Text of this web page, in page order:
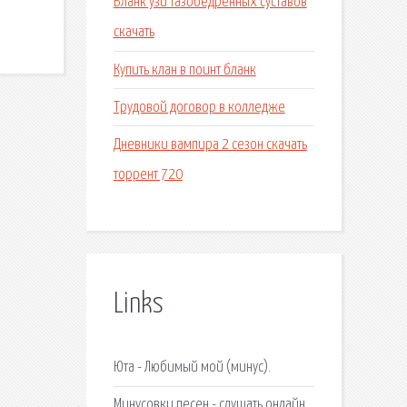
скачать
Купить клан в поинт бланк
Трудовой договор в колледже
Дневники вампира 2 сезон скачать
торрент 720
Links
Юта - Любимый мой (минус).